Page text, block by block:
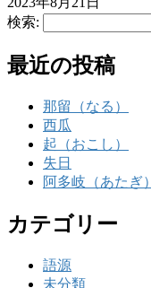
検索:
最近の投稿
那留（なる）
西瓜
起（おこし）
失日
阿多岐（あたぎ）
カテゴリー
語源
未分類